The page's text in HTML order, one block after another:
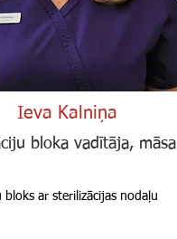
Ieva Kalniņa
bloka vadītāja, māsa
bloks ar sterilizācijas nodaļu